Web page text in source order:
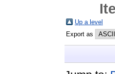
Up a level
Export as